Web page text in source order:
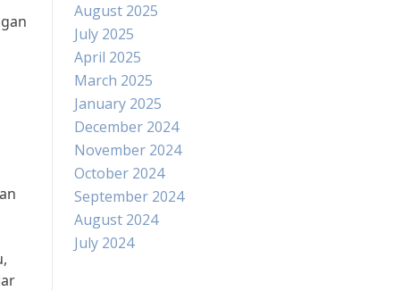
August 2025
July 2025
April 2025
March 2025
January 2025
December 2024
November 2024
October 2024
September 2024
August 2024
July 2024